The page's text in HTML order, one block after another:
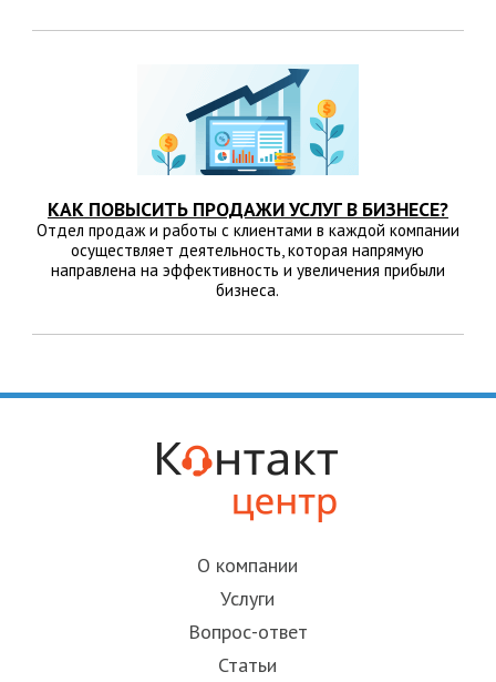
КАК ПОВЫСИТЬ ПРОДАЖИ УСЛУГ В БИЗНЕСЕ?
Отдел продаж и работы с клиентами в каждой компании
осуществляет деятельность, которая напрямую
направлена на эффективность и увеличения прибыли
бизнеса.
О компании
Услуги
Вопрос-ответ
Статьи